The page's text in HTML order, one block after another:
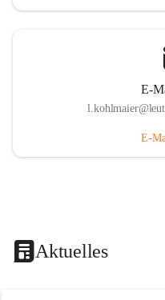
E-
E-
Aktuelles